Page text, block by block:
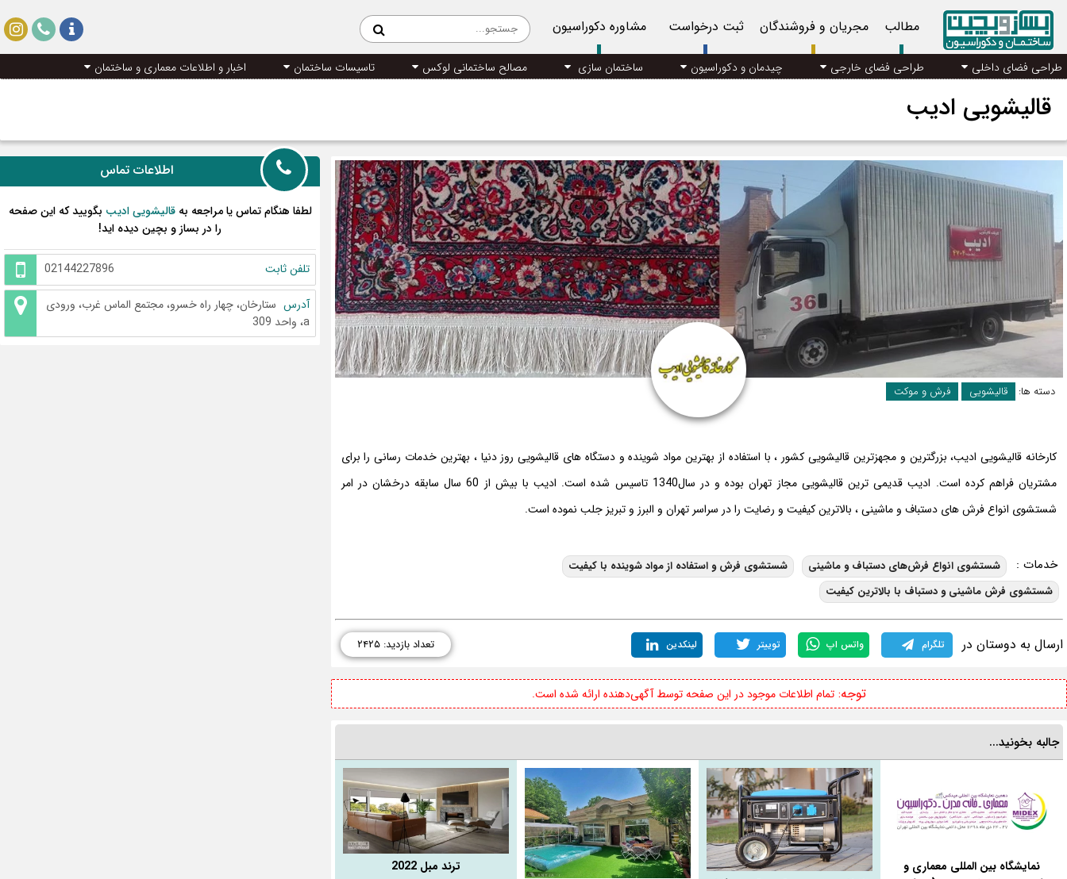
مطالب مجریان و فروشندگان ثبت درخواست مشاوره دکوراسیون
طراحی فضای داخلی طراحی فضای خارجی چیدمان و دکوراسیون ساختمان سازی مصالح ساختمانی لوکس تاسیسات ساختمان اخبار و اطلاعات معماری و ساختمان
قالیشویی ادیب
اطلاعات تماس
لطفا هنگام تماس یا مراجعه بهقالیشویی ادیب بگویید که این صفحه
را در بساز و بچین دیده اید!
تلفن ثابت 02144227896
آدرس ستارخان، چهار راه خسرو، مجتمع الماس غرب، ورودی
a، واحد 309
دسته ها: قالیشویی فرش و موکت
کارخانه قالیشویی ادیب، بزرگترین و مجهزترین قالیشویی کشور ، با استفاده از بهترین مواد شوینده و دستگاه های قالیشویی روز دنیا ، بهترین خدمات رسانی را برای
مشتریان فراهم کرده است. ادیب قدیمی ترین قالیشویی مجاز تهران بوده و در سال1340 تاسیس شده است. ادیب با بیش از 60 سال سابقه درخشان در امر
شستشوی انواع فرش های دستباف و ماشینی ، بالاترین کیفیت و رضایت را در سراسر تهران و البرز و تبریز جلب نموده است.
خدمات : شستشوی انواع فرش‌های دستباف و ماشینی
شستشوی فرش و استفاده از مواد شوینده با کیفیت
شستشوی فرش ماشینی و دستباف با بالاترین کیفیت
ارسال به دوستان در تلگرام واتس اپ توییتر لینکدین تعداد بازدید: ۲۴۲۵
توجه:تمام اطلاعات موجود در این صفحه توسط آگهی‌دهنده ارائه شده است.
جالبه بخونید...
نمایشگاه بین المللی معماری و
ترند مبل 2022